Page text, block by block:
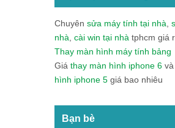
Chuyên sửa máy tính tại nhà
nhà cài win tại nhà tphcm giá
Thay màn hình máy tính bảng
Giá thay màn hình iphone 6 và
hình iphone 5 giá bao nhiêu
Bạn bè